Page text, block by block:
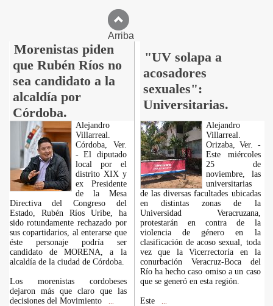
Arriba
Morenistas piden
que Rubén Ríos no
sea candidato a la
alcaldía por
Córdoba.
"UV solapa a
acosadores
sexuales":
Universitarias.
Alejandro
Villarreal.
Córdoba, Ver.
- El diputado
local por el
distrito XIX y
ex Presidente
de la Mesa
Directiva del Congreso del
Estado, Rubén Ríos Uribe, ha
sido rotundamente rechazado por
sus copartidarios, al enterarse que
éste personaje podría ser
candidato de MORENA, a la
alcaldía de la ciudad de Córdoba.
Los morenistas cordobeses
dejaron más que claro que las
decisiones del Movimiento
Alejandro
Villarreal.
Orizaba, Ver. -
Este miércoles
25 de
noviembre, las
universitarias
de las diversas facultades ubicadas
en distintas zonas de la
Universidad Veracruzana,
protestarán en contra de la
violencia de género en la
clasificación de acoso sexual, toda
vez que la Vicerrectoría en la
conurbación Veracruz-Boca del
Río ha hecho caso omiso a un caso
que se generó en esta región.
Este